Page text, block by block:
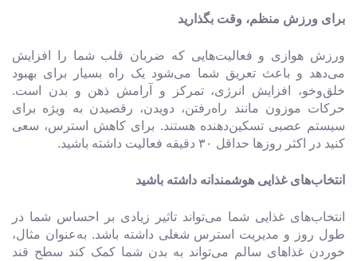
برای ورزش منظم، وقت بگذارید
ورزش هوازی و فعالیت‌هایی که ضربان قلب شما را افزایش
می‌دهد و باعث تعریق شما می‌شود یک راه بسیار برای بهبود
خلق‌وخو، افزایش انرژی، تمرکز و آرامش ذهن و بدن است.
حرکات موزون مانند راه‌رفتن، دویدن، رقصیدن به ویژه برای
سیستم عصبی تسکین‌دهنده هستند. برای کاهش استرس، سعی
کنید در اکثر روزها حداقل ۳۰ دقیقه فعالیت داشته باشید.
انتخابهای غذایی هوشمندانه داشته باشید
انتخاب‌های غذایی شما می‌تواند تاثیر زیادی بر احساس شما در
طول روز و مدیریت استرس شغلی داشته باشد. به‌عنوان مثال،
خوردن غذاهای سالم می‌تواند به بدن شما کمک کند سطح قند